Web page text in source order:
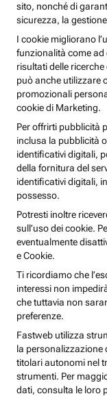
sito, nonché di
sicurezza, la
I cookie migliorano
funzionalità come ad
risultati delle
può anche utilizzare
promozionali
cookie di Marketing.
Per offrirti pubblicità
inclusa la pubblicità
identificativi digitali,
della fornitura del
identificativi digitali,
possesso.
Potresti inoltre
sull’uso dei cookie.
eventualmente
e Cookie.
Ti ricordiamo che
interessi non
che tuttavia non
preferenze.
Fastweb utilizza
la personalizzazione
titolari autonomi nel
strumenti. Per
dati, consulta le loro